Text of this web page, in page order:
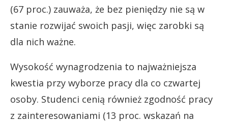
(67 proc.) zauważa, że bez pieniędzy nie są w
stanie rozwijać swoich pasji, więc zarobki są
dla nich ważne.
Wysokość wynagrodzenia to najważniejsza
kwestia przy wyborze pracy dla co czwartej
osoby. Studenci cenią również zgodność pracy
z zainteresowaniami (13 proc. wskazań na